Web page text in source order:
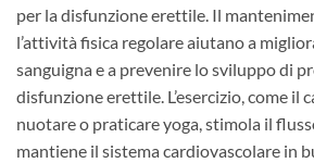
per la disfunzione erettile. Il
l’attività fisica regolare aiutano a
sanguigna e a prevenire lo sviluppo di
disfunzione erettile. L’esercizio, come il
nuotare o praticare yoga, stimola il
mantiene il sistema cardiovascolare in